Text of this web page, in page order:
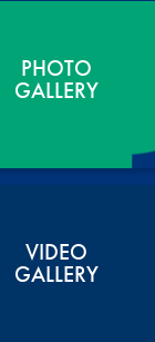
PHOTO
GALLERY
VIDEO
GALLERY